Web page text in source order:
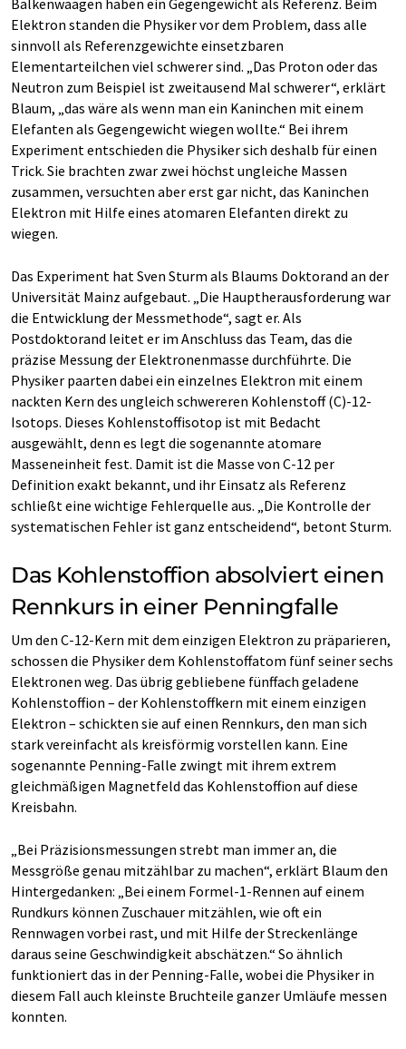
Balkenwaagen haben ein Gegengewicht als Referenz. Beim
Elektron standen die Physiker vor dem Problem, dass alle
sinnvoll als Referenzgewichte einsetzbaren
Elementarteilchen viel schwerer sind. „Das Proton oder das
Neutron zum Beispiel ist zweitausend Mal schwerer“, erklärt
Blaum, „das wäre als wenn man ein Kaninchen mit einem
Elefanten als Gegengewicht wiegen wollte.“ Bei ihrem
Experiment entschieden die Physiker sich deshalb für einen
Trick. Sie brachten zwar zwei höchst ungleiche Massen
zusammen, versuchten aber erst gar nicht, das Kaninchen
Elektron mit Hilfe eines atomaren Elefanten direkt zu
wiegen.
Das Experiment hat Sven Sturm als Blaums Doktorand an der
Universität Mainz aufgebaut. „Die Hauptherausforderung war
die Entwicklung der Messmethode“, sagt er. Als
Postdoktorand leitet er im Anschluss das Team, das die
präzise Messung der Elektronenmasse durchführte. Die
Physiker paarten dabei ein einzelnes Elektron mit einem
nackten Kern des ungleich schwereren Kohlenstoff (C)-12-
Isotops. Dieses Kohlenstoffisotop ist mit Bedacht
ausgewählt, denn es legt die sogenannte atomare
Masseneinheit fest. Damit ist die Masse von C-12 per
Definition exakt bekannt, und ihr Einsatz als Referenz
schließt eine wichtige Fehlerquelle aus. „Die Kontrolle der
systematischen Fehler ist ganz entscheidend“, betont Sturm.
Das Kohlenstoffion absolviert einen
Rennkurs in einer Penningfalle
Um den C-12-Kern mit dem einzigen Elektron zu präparieren,
schossen die Physiker dem Kohlenstoffatom fünf seiner sechs
Elektronen weg. Das übrig gebliebene fünffach geladene
Kohlenstoffion – der Kohlenstoffkern mit einem einzigen
Elektron – schickten sie auf einen Rennkurs, den man sich
stark vereinfacht als kreisförmig vorstellen kann. Eine
sogenannte Penning-Falle zwingt mit ihrem extrem
gleichmäßigen Magnetfeld das Kohlenstoffion auf diese
Kreisbahn.
„Bei Präzisionsmessungen strebt man immer an, die
Messgröße genau mitzählbar zu machen“, erklärt Blaum den
Hintergedanken: „Bei einem Formel-1-Rennen auf einem
Rundkurs können Zuschauer mitzählen, wie oft ein
Rennwagen vorbei rast, und mit Hilfe der Streckenlänge
daraus seine Geschwindigkeit abschätzen.“ So ähnlich
funktioniert das in der Penning-Falle, wobei die Physiker in
diesem Fall auch kleinste Bruchteile ganzer Umläufe messen
konnten.